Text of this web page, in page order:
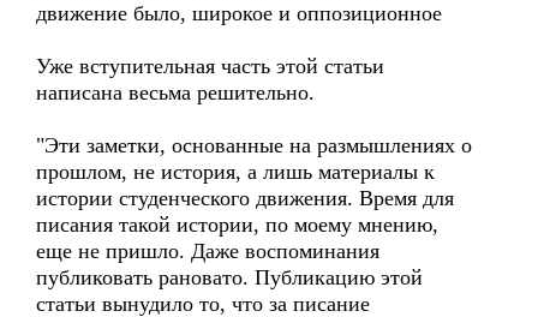
движение было, широкое и оппозиционное
Уже вступительная часть этой статьи
написана весьма решительно.
"Эти заметки, основанные на размышлениях о
прошлом, не история, а лишь материалы к
истории студенческого движения. Время для
писания такой истории, по моему мнению,
еще не пришло. Даже воспоминания
публиковать рановато. Публикацию этой
статьи вынудило то, что за писание